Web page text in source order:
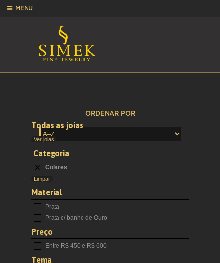
MENU
ORDENAR POR
Todas as joias
Ver joias
Categoria
Colares
Limpar
Material
Prata
Prata c/ banho de Ouro
Preço
Entre R$ 450 e R$ 600
Tema